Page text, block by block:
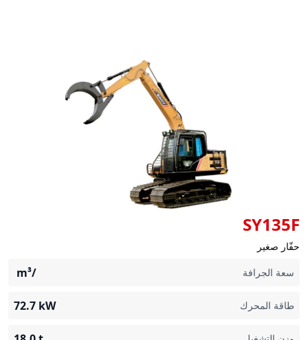
SY135F
حفّار صغير
سعة الجرافة
/
m³
طاقة المحرك 72.7 kW